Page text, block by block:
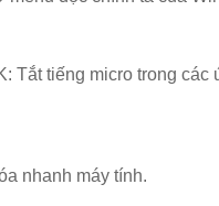
Tắt tiếng micro trong
nhanh máy tính.